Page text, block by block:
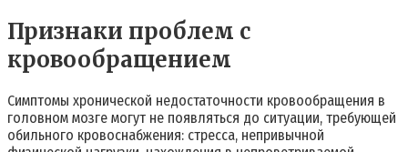
Признаки проблем с
кровообращением
Симптомы хронической недостаточности кровообращения в
головном мозге могут не появляться до ситуации, требующей
обильного кровоснабжения: стресса, непривычной